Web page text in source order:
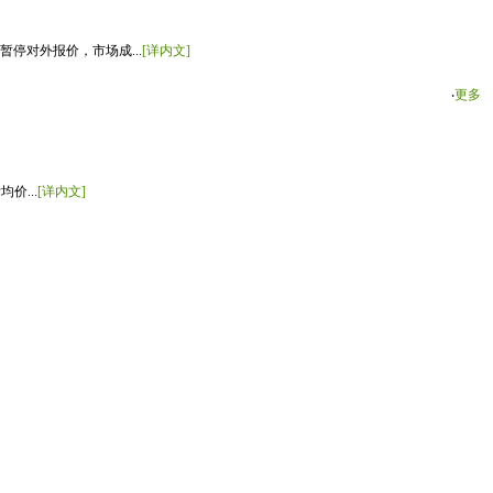
停对外报价，市场成...[详内文]
‧更多
价... [详内文]